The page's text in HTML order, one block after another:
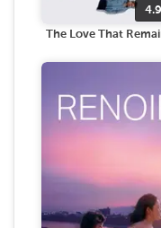
The Love That